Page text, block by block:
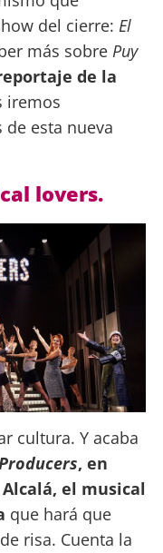
del cierre: El
más sobre Puy
de la
iremos
esta nueva
lovers.
cultura. Y acaba
, en
el musical
que hará que
risa. Cuenta la